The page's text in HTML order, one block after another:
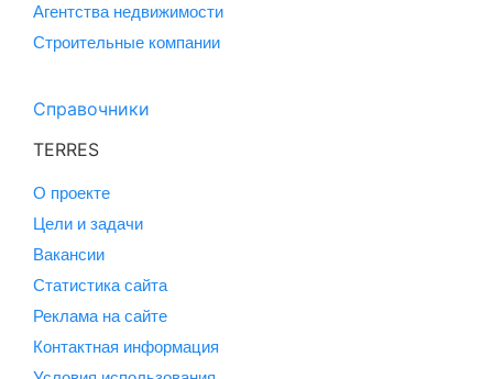
Агентства недвижимости
Строительные компании
Справочники
TERRES
О проекте
Цели и задачи
Вакансии
Статистика сайта
Реклама на сайте
Контактная информация